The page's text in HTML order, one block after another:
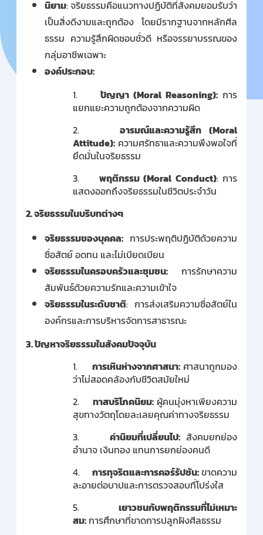
นิยาม:จริยธรรมคือแนวทางปฏิบัติที่สังคมยอมรับว่า
เป็นสิ่งดีงามและถูกต้อง โดยมีรากฐานจากหลักศีล
ธรรม ความรู้สึกผิดชอบชั่วดี หรือจรรยาบรรณของ
กลุ่มอาชีพเฉพาะ
องค์ประกอบ:
1.ปัญญา (Moral Reasoning): การ
แยกแยะความถูกต้องจากความผิด
2.
อารมณ์และความรู้สึก (Moral
Attitude): ความศรัทธาและความพึงพอใจที่
ยึดมั่นในจริยธรรม
3.
พฤติกรรม (Moral Conduct): การ
แสดงออกถึงจริยธรรมในชีวิตประจำวัน
2.จริยธรรมในบริบทต่างๆ
จริยธรรมของบุคคล: การประพฤติปฏิบัติด้วยความ
ซื่อสัตย์ อดทน และไม่เบียดเบียน
จริยธรรมในครอบครัวและชุมชน: การรักษาความ
สัมพันธ์ด้วยความรักและความเข้าใจ
จริยธรรมในระดับชาติ: การส่งเสริมความซื่อสัตย์ใน
องค์กรและการบริหารจัดการสาธารณะ
3.ปัญหาจริยธรรมในสังคมปัจจุบัน
1. การเหินห่างจากศาสนา: ศาสนาถูกมอง
ว่าไม่สอดคล้องกับชีวิตสมัยใหม่
2.ทาสบริโภคนิยม: ผู้คนมุ่งหาเพียงความ
สุขทางวัตถุโดยละเลยคุณค่าทางจริยธรรม
3. ค่านิยมที่เปลี่ยนไป:สังคมยกย่อง
อำนาจ เงินทอง แทนการยกย่องคนดี
4. การทุจริตและการคอร์รัปชัน:ขาดความ
ละอายต่อบาปและการตรวจสอบที่โปร่งใส
5. เยาวชนกับพฤติกรรมที่ไม่เหมาะ
สม:การศึกษาที่ขาดการปลูกฝังศีลธรรม